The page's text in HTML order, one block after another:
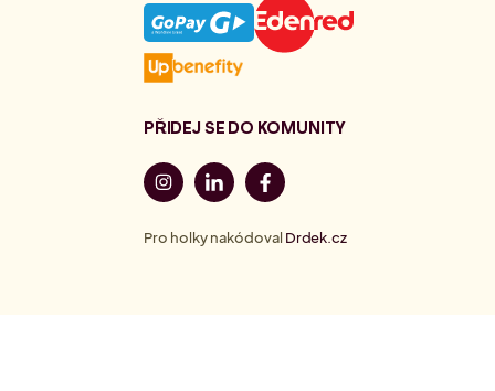
PŘIDEJ SE DO KOMUNITY
Pro holky nakódovalDrdek.cz